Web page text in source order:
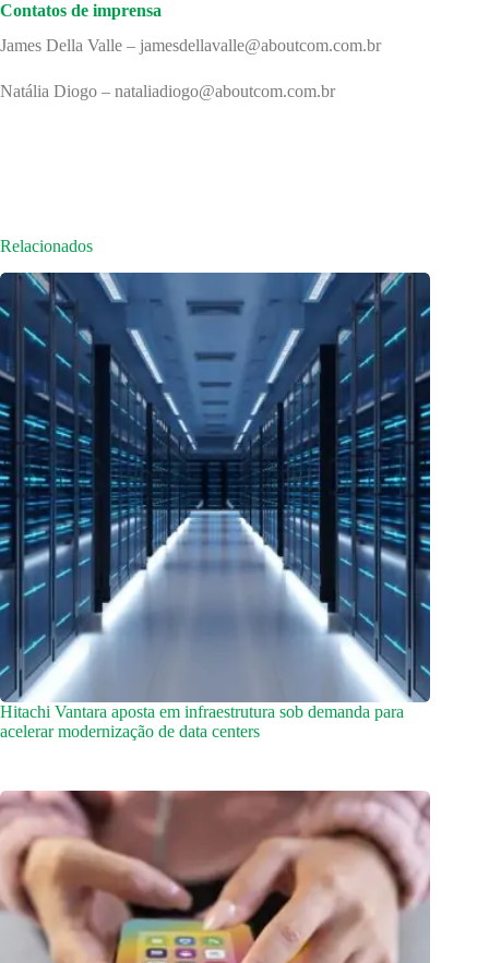
Contatos de imprensa
James Della Valle – jamesdellavalle@aboutcom.com.br
Natália Diogo – nataliadiogo@aboutcom.com.br
Relacionados
Hitachi Vantara aposta em infraestrutura sob demanda para
acelerar modernização de data centers